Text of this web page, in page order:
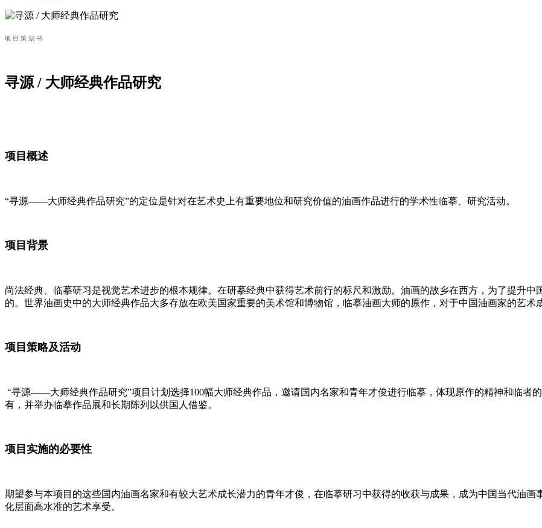
项 目 策 划 书
寻源 / 大师经典作品研究
项目概述
“寻源——大师经典作品研究”的定位是针对在艺术史上有重要地位和研究价值的油画作品进行的学术性临摹、研究活动。
项目背景
尚法经典、临摹研习是视觉艺术进步的根本规律。在研摹经典中获得艺术前行的标尺和激励。油画的故乡在西方，为了提升中
的。世界油画史中的大师经典作品大多存放在欧美国家重要的美术馆和博物馆，临摹油画大师的原作，对于中国油画家的艺术
项目策略及活动
“寻源——大师经典作品研究”项目计划选择100幅大师经典作品，邀请国内名家和青年才俊进行临摹，体现原作的精神和临者
有，并举办临摹作品展和长期陈列以供国人借鉴。
项目实施的必要性
期望参与本项目的这些国内油画名家和有较大艺术成长潜力的青年才俊，在临摹研习中获得的收获与成果，成为中国当代油画
化层面高水准的艺术享受。